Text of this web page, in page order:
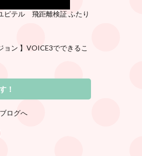
ピテル 飛距離検証ふたり
ョン 】VOICE3でできるこ
！